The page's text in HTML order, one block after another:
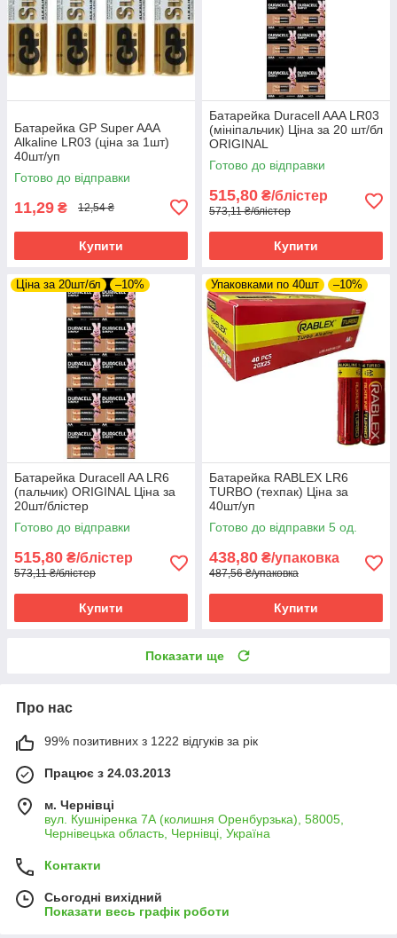
Батарейка GP Super AAA
Alkaline LR03 (ціна за 1шт)
40шт/уп
Готово до відправки
11,29 ₴ 12,54 ₴
Купити
Батарейка Duracell AAA LR03
(мініпальчик) Ціна за 20 шт/бл
ORIGINAL
Готово до відправки
515,80 ₴/блістер
573,11 ₴/блістер
Купити
Ціна за 20шт/бл –10%
Батарейка Duracell AA LR6
(пальчик) ORIGINAL Ціна за
20шт/блістер
Готово до відправки
515,80 ₴/блістер
573,11 ₴/блістер
Купити
Упаковками по 40шт –10%
Батарейка RABLEX LR6
TURBO (техпак) Ціна за
40шт/уп
Готово до відправки 5 од.
438,80 ₴/упаковка
487,56 ₴/упаковка
Купити
Показати ще
Про нас
99% позитивних з 1222 відгуків за рік
Працює з 24.03.2013
м. Чернівці
вул. Кушніренка 7А (колишня Оренбурзька), 58005,
Чернівецька область, Чернівці, Україна
Контакти
Сьогодні вихідний
Показати весь графік роботи